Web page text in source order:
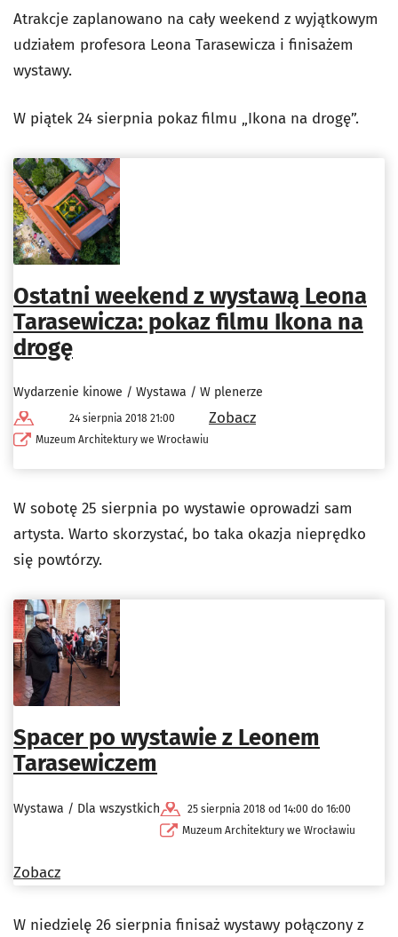
Atrakcje zaplanowano na cały weekend z wyjątkowym
udziałem profesora Leona Tarasewicza i finisażem
wystawy.
W piątek 24 sierpnia pokaz filmu „Ikona na drogę”.
Ostatni weekend z wystawą Leona
Tarasewicza: pokaz filmu Ikona na
drogę
Wydarzenie kinowe / Wystawa / W plenerze
24 sierpnia 2018 21:00
Muzeum Architektury we Wrocławiu
Zobacz
W sobotę 25 sierpnia po wystawie oprowadzi sam
artysta. Warto skorzystać, bo taka okazja nieprędko
się powtórzy.
Spacer po wystawie z Leonem
Tarasewiczem
Wystawa / Dla wszystkich
25 sierpnia 2018 od 14:00 do 16:00
Muzeum Architektury we Wrocławiu
Zobacz
W niedzielę 26 sierpnia finisaż wystawy połączony z